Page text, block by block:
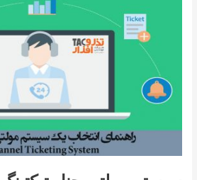
دعوت به همکاری
تماس با ما
درخواست دمو
Multichannel
ticketing
دسک